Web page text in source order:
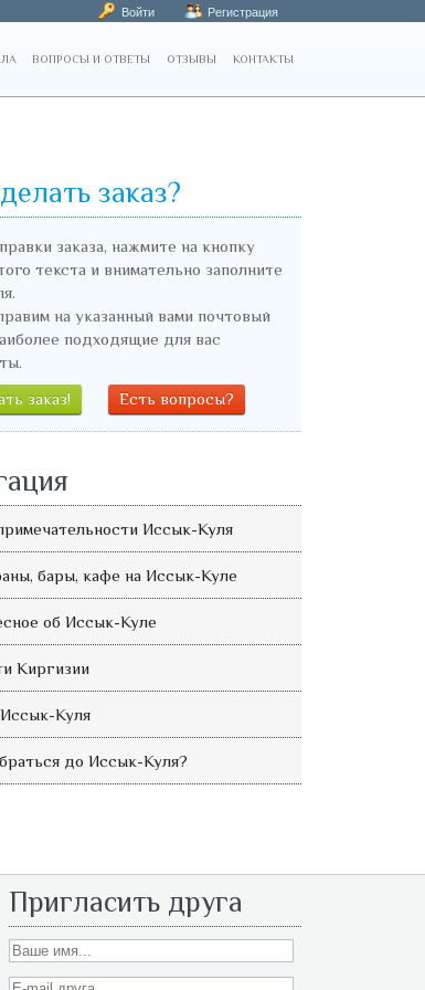
Войти Регистрация
ВОПРОСЫ И ОТВЕТЫ ОТЗЫВЫ КОНТАКТЫ
заказ?
заказа, нажмите на кнопку
текста и внимательно заполните
на указанный вами почтовый
подходящие для вас
заказ!
Есть вопросы?
Иссык-Куля
бары, кафе на Иссык-Куле
об Иссык-Куле
Киргизии
Куля
до Иссык-Куля?
Пригласить друга